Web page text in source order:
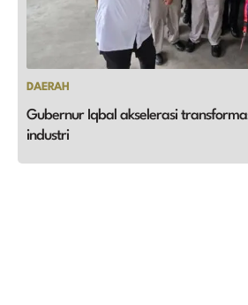
DAERAH
Gubernur Iqbal akselerasi
industri